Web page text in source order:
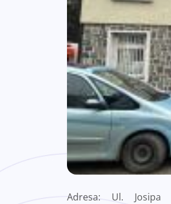
Adresa: Ul.